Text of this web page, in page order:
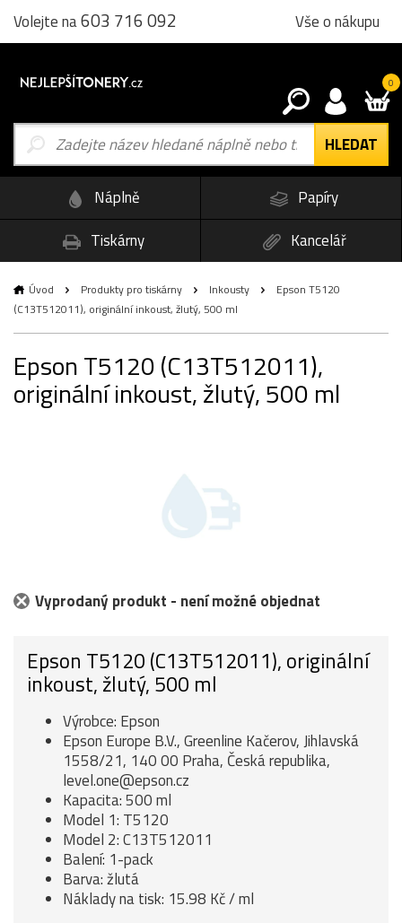
Volejte na603 716 092 Vše o nákupu
0
Náplně
Papíry
Tiskárny
Kancelář
Úvod Produkty pro tiskárny Inkousty
Epson T5120
(C13T512011), originální inkoust, žlutý, 500 ml
Epson T5120 (C13T512011),
originální inkoust, žlutý, 500 ml
Vyprodaný produkt - není možné objednat
Epson T5120 (C13T512011), originální
inkoust, žlutý, 500 ml
Výrobce: Epson
Epson Europe B.V., Greenline Kačerov, Jihlavská
1558/21, 140 00 Praha, Česká republika,
level.one@epson.cz
Kapacita: 500 ml
Model 1: T5120
Model 2: C13T512011
Balení: 1-pack
Barva: žlutá
Náklady na tisk: 15.98 Kč / ml